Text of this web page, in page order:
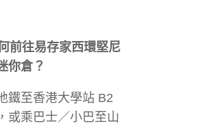
前往易存家西環堅尼
你倉？
鐵至香港大學站 B2
或乘巴士／小巴至山